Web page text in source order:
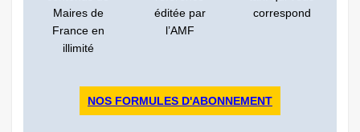
Maires de
France en
illimité
éditée par
l’AMF
correspond
NOS FORMULES D'ABONNEMENT